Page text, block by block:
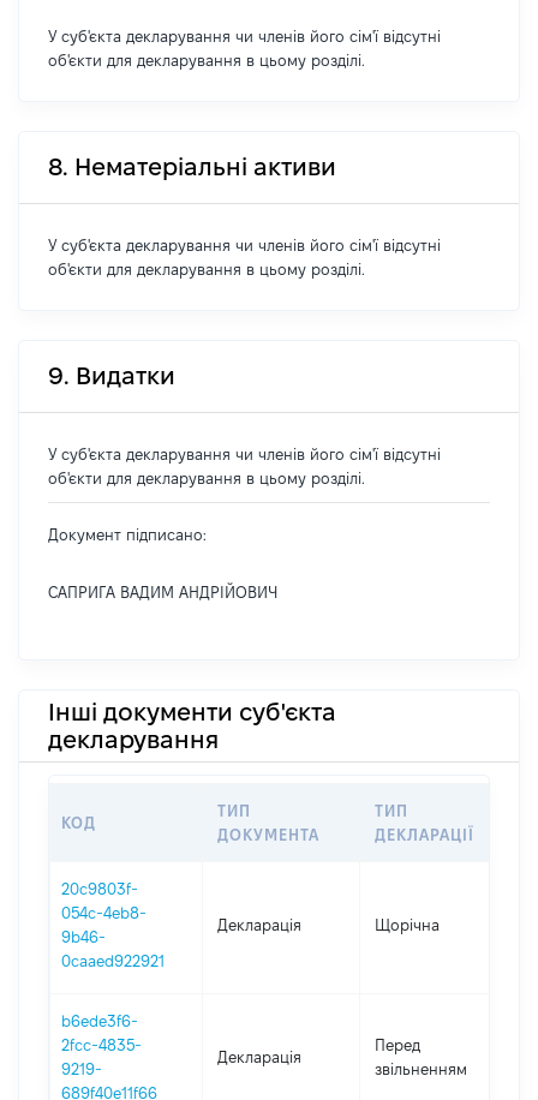
У суб'єкта декларування чи членів його сім'ї відсутні
об'єкти для декларування в цьому розділі.
8. Нематеріальні активи
У суб'єкта декларування чи членів його сім'ї відсутні
об'єкти для декларування в цьому розділі.
9. Видатки
У суб'єкта декларування чи членів його сім'ї відсутні
об'єкти для декларування в цьому розділі.
Документ підписано:
САПРИГА ВАДИМ АНДРІЙОВИЧ
Інші документи суб'єкта
декларування
КОД
ТИП
ДОКУМЕНТА
ТИП
ДЕКЛАРАЦІЇ
20c9803f-
054c-4eb8-
9b46-
0caaed922921
Декларація Щорічна
b6ede3f6-
2fcc-4835-
9219-
689f40e11f66
Декларація
Перед
звільненням